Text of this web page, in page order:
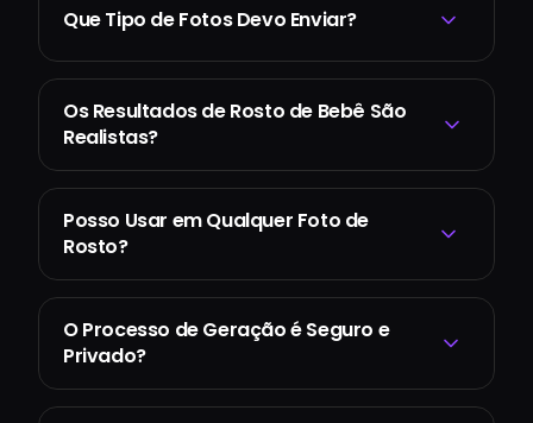
Que Tipo de Fotos Devo Enviar?
Os Resultados de Rosto de Bebê São
Realistas?
Posso Usar em Qualquer Foto de
Rosto?
O Processo de Geração é Seguro e
Privado?